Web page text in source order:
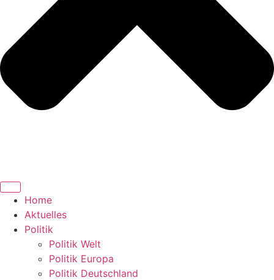
Home
Aktuelles
Politik
Politik Welt
Politik Europa
Politik Deutschland